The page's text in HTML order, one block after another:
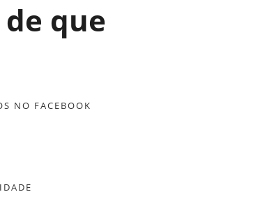
que
NO FACEBOOK